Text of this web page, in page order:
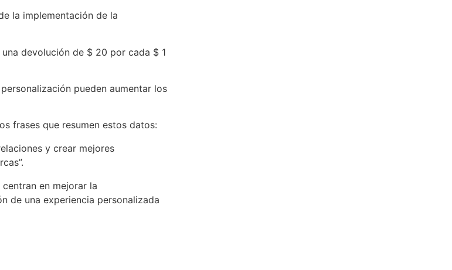
la implementación de la
devolución de $ 20 por cada $ 1
pueden aumentar los
frases que resumen estos datos:
y crear mejores
en mejorar la
de una experiencia personalizada